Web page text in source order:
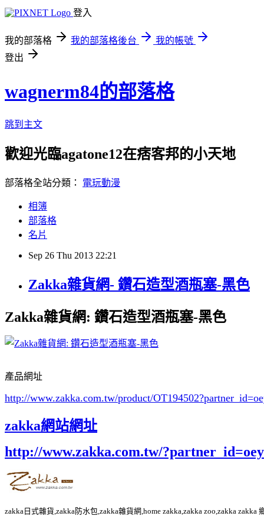
登入
我的部落格 我的部落格後台
我的帳號
登出
wagnerm84的部落格
跳到主文
歡迎光臨agatone12在痞客邦的小天地
部落格全站分類： 電玩動漫
相簿
部落格
名片
Sep 26 Thu 2013 22:21
Zakka雜貨網- 鑽石造型酒瓶塞-黑色
Zakka雜貨網: 鑽石造型酒瓶塞-黑色
產品網址
http://www.zakka.com.tw/product/OT194502
zakka網站網址
http://www.zakka.com.tw/
zakka日式雜貨,zakka防水包,zakka雜貨網,home zakka,zakka zoo,zakka